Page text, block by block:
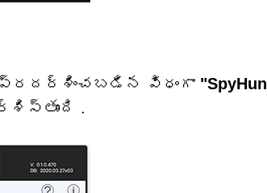
ప్రదర్శించబడిన విధంగా
.